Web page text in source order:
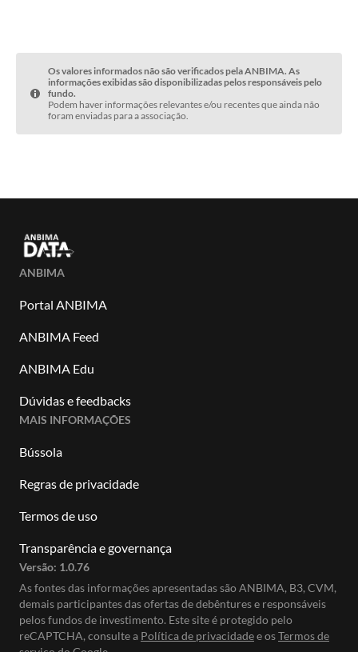
Os valores informados não são verificados pela ANBIMA. As
informações exibidas são disponibilizadas pelos responsáveis pelo
fundo.
Podem haver informações relevantes e/ou recentes que ainda não
foram enviadas para a associação.
ANBIMA
Portal ANBIMA
ANBIMA Feed
ANBIMA Edu
Dúvidas e feedbacks
MAIS INFORMAÇÕES
Bússola
Regras de privacidade
Termos de uso
Transparência e governança
Versão: 1.0.76
As fontes das informações apresentadas são ANBIMA, B3, CVM,
demais participantes das ofertas de debêntures e responsáveis
pelos fundos de investimento. Este site é protegido pelo
reCAPTCHA, consulte a Política de privacidadee osTermos de